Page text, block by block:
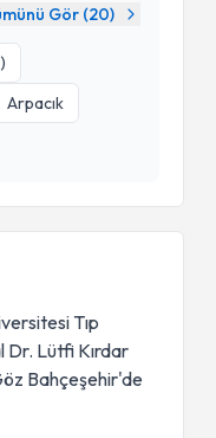
Gör (20)
Arpacık
Tıp
Dr. Lütfi Kırdar
Bahçeşehir'de